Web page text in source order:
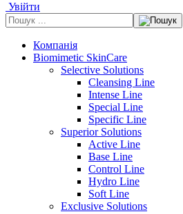
Увійти
Компанія
Biomimetic SkinCare
Selective Solutions
Cleansing Line
Intense Line
Special Line
Specific Line
Superior Solutions
Active Line
Base Line
Control Line
Hydro Line
Soft Line
Exclusive Solutions